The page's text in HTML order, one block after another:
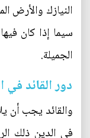
النيازك والأرض
سيما إذا كان
الجميلة.
دور القائد في
والقائد يجب أن
في الدين ذلك